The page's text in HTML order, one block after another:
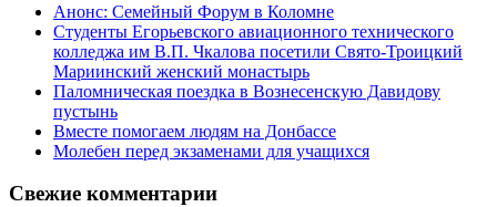
Анонс: Семейный Форум в Коломне
Студенты Егорьевского авиационного технического
колледжа им В.П. Чкалова посетили Свято-Троицкий
Мариинский женский монастырь
Паломническая поездка в Вознесенскую Давидову
пустынь
Вместе помогаем людям на Донбассе
Молебен перед экзаменами для учащихся
Свежие комментарии